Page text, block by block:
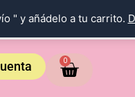
" y añádelo a tu carrito.
0
Carrito